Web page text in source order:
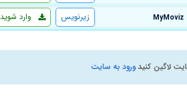
MyMoviz وارد شوید زیرنویس
لاگین کنیدورود به سایت